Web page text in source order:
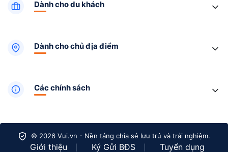
Dành cho du khách
Dành cho chủ địa điểm
Các chính sách
© 2026 Vui.vn - Nền tảng chia sẻ lưu trú và trải nghiệm.
Giới thiệu Ký Gửi BĐS Tuyển dụng